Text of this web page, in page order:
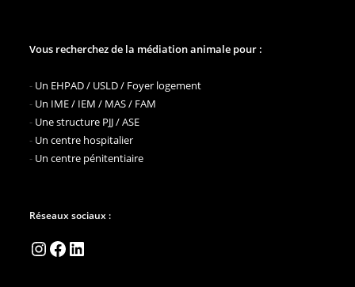
Vous recherchez de la médiation animale pour :
- Un EHPAD / USLD / Foyer logement
- Un IME / IEM / MAS / FAM
- Une structure PJJ / ASE
- Un centre hospitalier
- Un centre pénitentiaire
Réseaux sociaux :
Instagram
Facebook
LinkedIn